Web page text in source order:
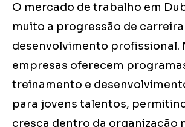
O mercado de trabalho em
muito a progressão de carreira
desenvolvimento profissional.
empresas oferecem
treinamento e
para jovens talentos,
cresça dentro da organização